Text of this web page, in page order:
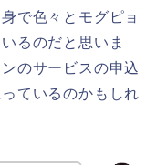
で色々とモグピョ
るのだと思いま
のサービスの申込
ているのかもしれ